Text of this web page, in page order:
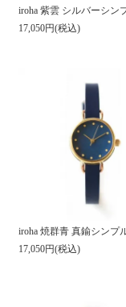
iroha 紫雲 シルバーシン
17,050円(税込)
iroha 焼群青 真鍮シンプ
17,050円(税込)